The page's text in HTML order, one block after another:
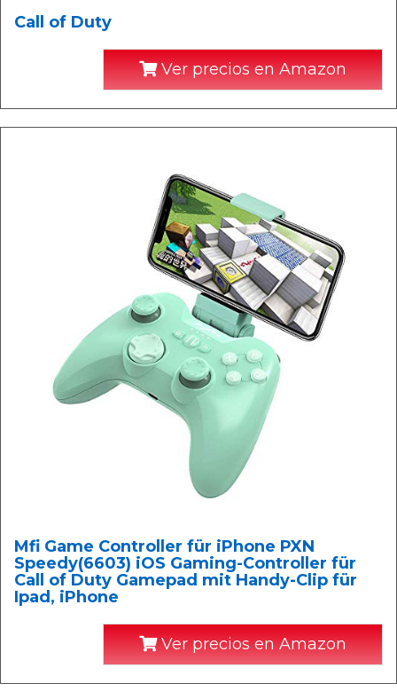
Call of Duty
Ver precios en Amazon
Mfi Game Controller für iPhone PXN
Speedy(6603) iOS Gaming-Controller für
Call of Duty Gamepad mit Handy-Clip für
Ipad, iPhone
Ver precios en Amazon